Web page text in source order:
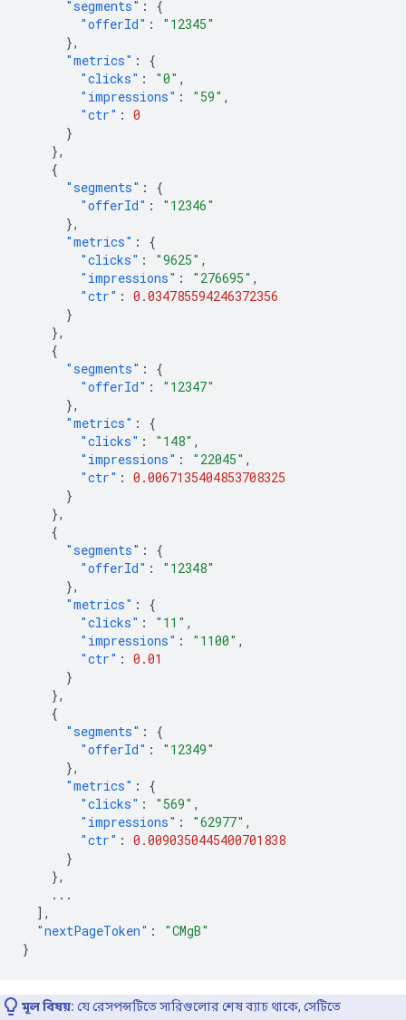
"segments" :
{
"offerId" :
"12345"
},
"metrics" :
{
"clicks" : "0" ,
"impressions" : "59" ,
"ctr" : 0
}
},
{
"segments" :
{
"offerId" :
"12346"
},
"metrics" :
{
"clicks" : "9625" ,
"impressions" : "276695" ,
"ctr" : 0.034785594246372356
}
},
{
"segments" :
{
"offerId" :
"12347"
},
"metrics" :
{
"clicks" : "148" ,
"impressions" : "22045" ,
"ctr" : 0.0067135404853708325
}
},
{
"segments" :
{
"offerId" :
"12348"
},
"metrics" :
{
"clicks" : "11" ,
"impressions" : "1100" ,
"ctr" : 0.01
}
},
{
"segments" :
{
"offerId" :
"12349"
},
"metrics" :
{
"clicks" : "569" ,
"impressions" : "62977" ,
"ctr" : 0.0090350445400701838
}
},
...
],
"nextPageToken" :
"CMgB"
}
মূল বিষয়: যে রেসপন্সটিতে সারিগুলোর শেষ ব্যাচ থাকে, সেটিতে